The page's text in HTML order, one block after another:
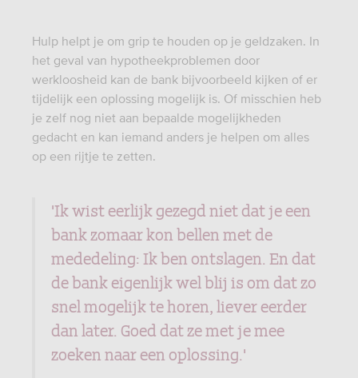
Hulp helpt je om grip te houden op je geldzaken. In
het geval van hypotheekproblemen door
werkloosheid kan de bank bijvoorbeeld kijken of er
tijdelijk een oplossing mogelijk is. Of misschien heb
je zelf nog niet aan bepaalde mogelijkheden
gedacht en kan iemand anders je helpen om alles
op een rijtje te zetten.
'Ik wist eerlijk gezegd niet dat je een
bank zomaar kon bellen met de
mededeling: Ik ben ontslagen. En dat
de bank eigenlijk wel blij is om dat zo
snel mogelijk te horen, liever eerder
dan later. Goed dat ze met je mee
zoeken naar een oplossing.'